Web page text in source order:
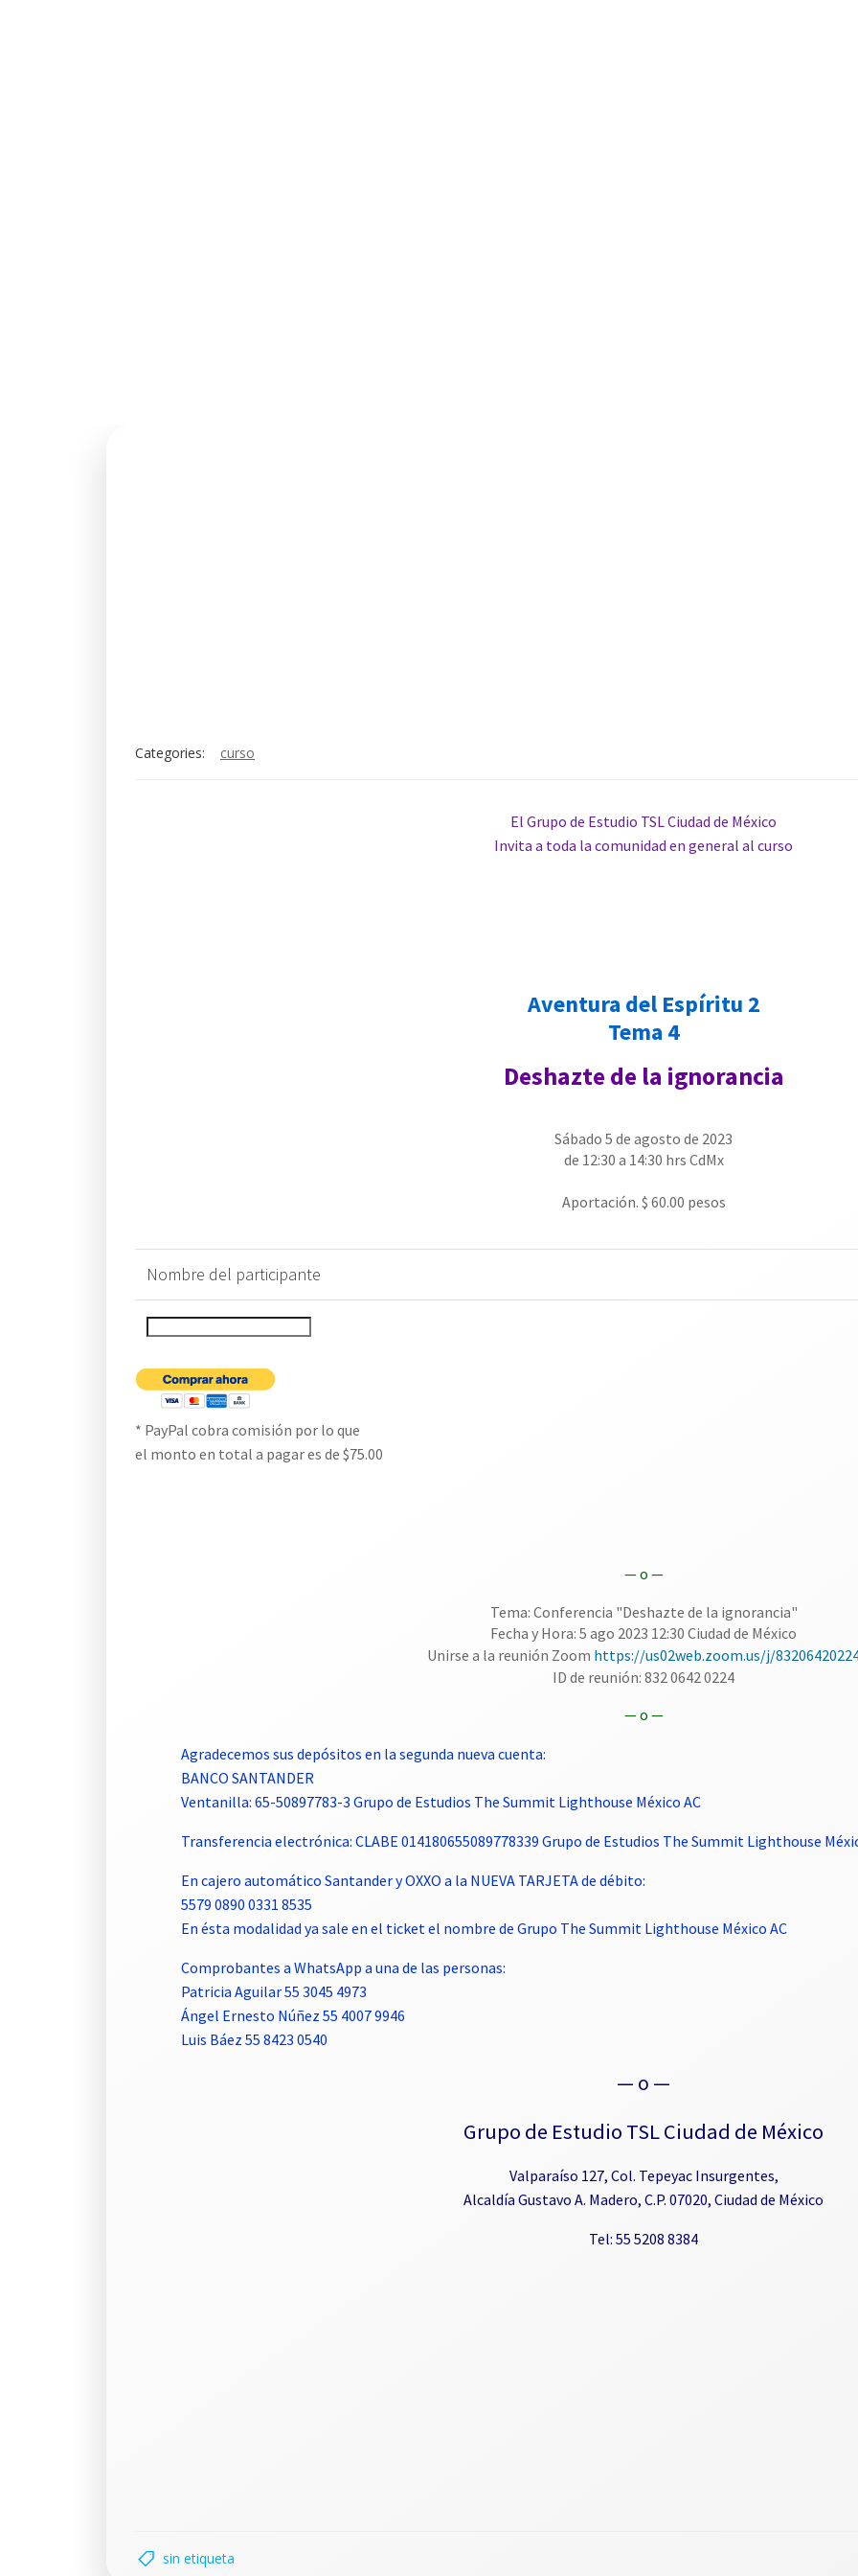
Categories: curso
El Grupo de Estudio TSL Ciudad de México
Invita a toda la comunidad en general al curso
Aventura del Espíritu 2
Tema 4
Deshazte de la ignorancia
Sábado 5 de agosto de 2023
de 12:30 a 14:30 hrs CdMx
Aportación. $ 60.00 pesos
Nombre del participante
* PayPal cobra comisión por lo que
el monto en total a pagar es de $75.00
— o —
Tema: Conferencia "Deshazte de la ignorancia"
Fecha y Hora: 5 ago 2023 12:30 Ciudad de México
Unirse a la reunión Zoom https://us02web.zoom.us/j/
ID de reunión: 832 0642 0224
— o —
Agradecemos sus depósitos en la segunda nueva cuenta:
BANCO SANTANDER
Ventanilla: 65-50897783-3 Grupo de Estudios The Summit Lighthouse México AC
Transferencia electrónica: CLABE 014180655089778339 Grupo de Estudios The Summit Lighthouse
En cajero automático Santander y OXXO a la NUEVA TARJETA de débito:
5579 0890 0331 8535
En ésta modalidad ya sale en el ticket el nombre de Grupo The Summit Lighthouse México AC
Comprobantes a WhatsApp a una de las personas:
Patricia Aguilar 55 3045 4973
Ángel Ernesto Núñez 55 4007 9946
Luis Báez 55 8423 0540
— o —
Grupo de Estudio TSL Ciudad de México
Valparaíso 127, Col. Tepeyac Insurgentes,
Alcaldía Gustavo A. Madero, C.P. 07020, Ciudad de México
Tel: 55 5208 8384
sin etiqueta